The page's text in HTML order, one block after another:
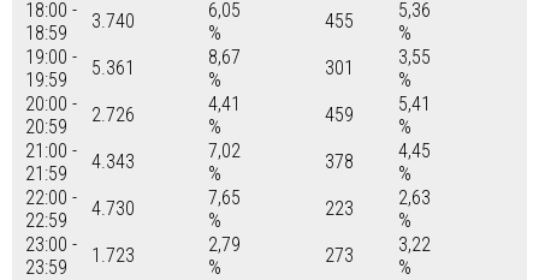
18:00 -
18:59
3.740
6,05
%
455
5,36
%
19:00 -
19:59
5.361
8,67
%
301
3,55
%
20:00 -
20:59
2.726
4,41
%
459
5,41
%
21:00 -
21:59
4.343
7,02
%
378
4,45
%
22:00 -
22:59
4.730
7,65
%
223
2,63
%
23:00 -
23:59
1.723
2,79
%
273
3,22
%